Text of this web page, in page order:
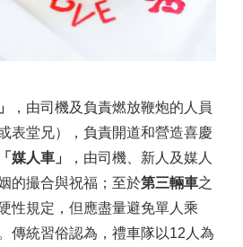
，由司機及負責燃放鞭炮的人員
表堂兄），負責開道和營造喜慶
媒人車」
，由司機、新人及媒人
的撮合與祝福；至於第三輛車之
性規定，但應盡量避免單人乘
傳統習俗認為，禮車隊以12人為